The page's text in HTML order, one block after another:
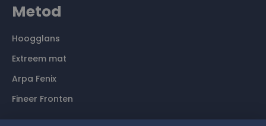
Metod
Hoogglans
Extreem mat
Arpa Fenix
Fineer Fronten